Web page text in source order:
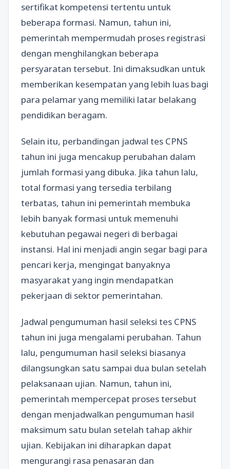
sertifikat kompetensi tertentu untuk
beberapa formasi. Namun, tahun ini,
pemerintah mempermudah proses registrasi
dengan menghilangkan beberapa
persyaratan tersebut. Ini dimaksudkan untuk
memberikan kesempatan yang lebih luas bagi
para pelamar yang memiliki latar belakang
pendidikan beragam.
Selain itu, perbandingan jadwal tes CPNS
tahun ini juga mencakup perubahan dalam
jumlah formasi yang dibuka. Jika tahun lalu,
total formasi yang tersedia terbilang
terbatas, tahun ini pemerintah membuka
lebih banyak formasi untuk memenuhi
kebutuhan pegawai negeri di berbagai
instansi. Hal ini menjadi angin segar bagi para
pencari kerja, mengingat banyaknya
masyarakat yang ingin mendapatkan
pekerjaan di sektor pemerintahan.
Jadwal pengumuman hasil seleksi tes CPNS
tahun ini juga mengalami perubahan. Tahun
lalu, pengumuman hasil seleksi biasanya
dilangsungkan satu sampai dua bulan setelah
pelaksanaan ujian. Namun, tahun ini,
pemerintah mempercepat proses tersebut
dengan menjadwalkan pengumuman hasil
maksimum satu bulan setelah tahap akhir
ujian. Kebijakan ini diharapkan dapat
mengurangi rasa penasaran dan